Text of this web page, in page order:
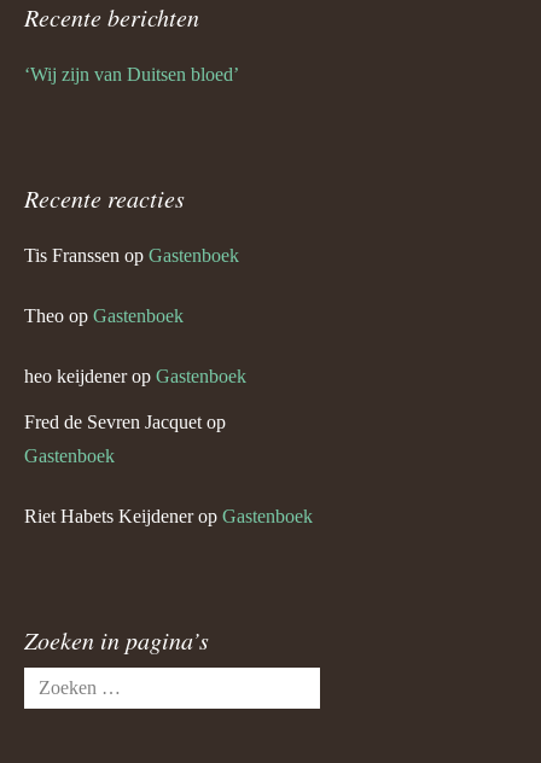
Recente berichten
‘Wij zijn van Duitsen bloed’
Recente reacties
Tis Franssen op Gastenboek
Theo op Gastenboek
heo keijdenerop Gastenboek
Fred de Sevren Jacquet op
Gastenboek
Riet Habets Keijdenerop Gastenboek
Zoeken in pagina’s
Zoeken
naar: